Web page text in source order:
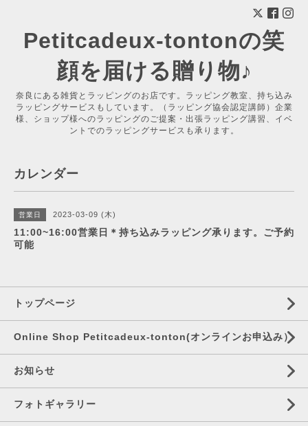
Petitcadeux-tontonの笑
顔を届ける贈り物♪
奈良にある雑貨とラッピングのお店です。ラッピング教室、持ち込み
ラッピングサービスもしています。（ラッピング協会認定講師）企業
様、ショップ様へのラッピングのご提案・出張ラッピング講習、イベ
ントでのラッピングサービスも承ります。
カレンダー
営業日 2023-03-09 (木)
11:00~16:00営業日＊持ち込みラッピング承ります。ご予約
可能
トップページ
Online Shop Petitcadeux-tonton(オンラインお申込み）
お知らせ
フォトギャラリー